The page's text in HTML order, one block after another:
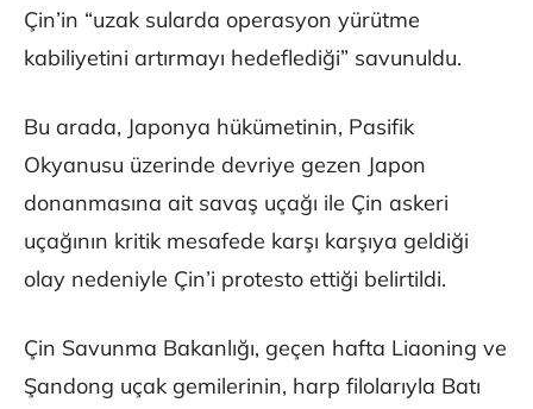
Çin’in “uzak sularda operasyon yürütme
kabiliyetini artırmayı hedeflediği” savunuldu.
Bu arada, Japonya hükümetinin, Pasifik
Okyanusu üzerinde devriye gezen Japon
donanmasına ait savaş uçağı ile Çin askeri
uçağının kritik mesafede karşı karşıya geldiği
olay nedeniyle Çin’i protesto ettiği belirtildi.
Çin Savunma Bakanlığı, geçen hafta Liaoning ve
Şandong uçak gemilerinin, harp filolarıyla Batı